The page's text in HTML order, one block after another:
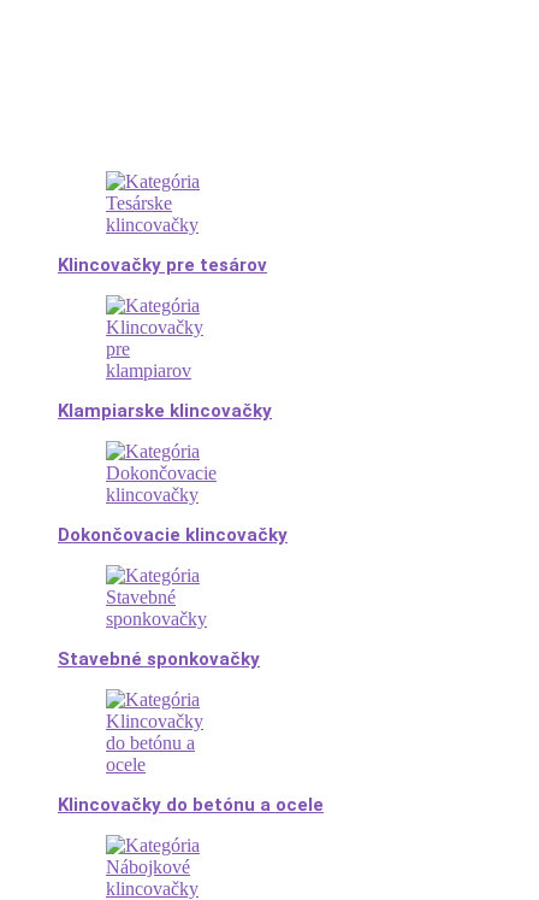
Klincovačky pre tesárov
Klampiarske klincovačky
Dokončovacie klincovačky
Stavebné sponkovačky
Klincovačky do betónu a ocele